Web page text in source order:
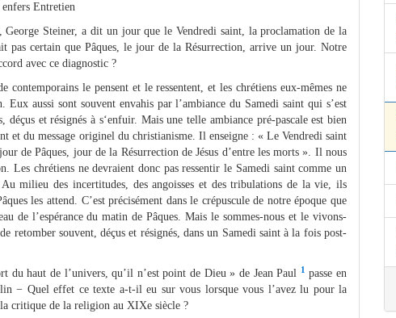
Entretien
Steiner, a dit un jour que le Vendredi saint, la proclamation de la
pas certain que Pâques, le jour de la Résurrection, arrive un jour. Notre
avec ce diagnostic ?
contemporains le pensent et le ressentent, et les chrétiens eux-mêmes ne
aussi sont souvent envahis par l’ambiance du Samedi saint qui s’est
déçus et résignés à s‘enfuir. Mais une telle ambiance pré-pascale est bien
et du message originel du christianisme. Il enseigne : « Le Vendredi saint
de Pâques, jour de la Résurrection de Jésus d’entre les morts ». Il nous
Les chrétiens ne devraient donc pas ressentir le Samedi saint comme un
milieu des incertitudes, des angoisses et des tribulations de la vie, ils
les attend. C’est précisément dans le crépuscule de notre époque que
de l’espérance du matin de Pâques. Mais le sommes-nous et le vivons-
retomber souvent, déçus et résignés, dans un Samedi saint à la fois post-
haut de l’univers, qu’il n’est point de Dieu » de Jean Paul 1
passe en
− Quel effet ce texte a-t-il eu sur vous lorsque vous l’avez lu pour la
critique de la religion au XIXe siècle ?